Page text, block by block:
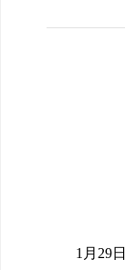
1月29